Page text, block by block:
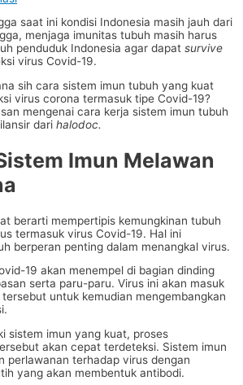
saat ini kondisi Indonesia masih jauh dari
menjaga imunitas tubuh masih harus
penduduk Indonesia agar dapat survive
virus Covid-19.
sih cara sistem imun tubuh yang kuat
virus corona termasuk tipe Covid-19?
mengenai cara kerja sistem imun tubuh
dari halodoc.
Imun Melawan
berarti mempertipis kemungkinan tubuh
termasuk virus Covid-19. Hal ini
berperan penting dalam menangkal virus.
19 akan menempel di bagian dinding
serta paru-paru. Virus ini akan masuk
untuk kemudian mengembangkan
sistem imun yang kuat, proses
akan cepat terdeteksi. Sistem imun
perlawanan terhadap virus dengan
yang akan membentuk antibodi.